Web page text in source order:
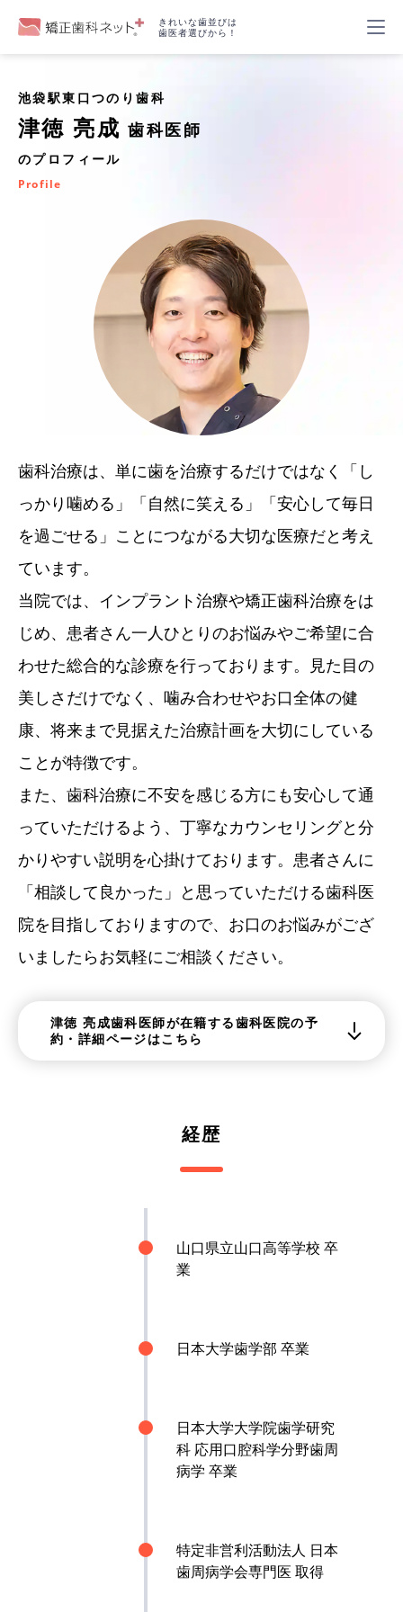
きれいな歯並びは
歯医者選びから！
池袋駅東口つのり歯科
津徳 亮成歯科医師
のプロフィール
Profile
歯科治療は、単に歯を治療するだけではなく「し
っかり噛める」「自然に笑える」「安心して毎日
を過ごせる」ことにつながる大切な医療だと考え
ています。
当院では、インプラント治療や矯正歯科治療をは
じめ、患者さん一人ひとりのお悩みやご希望に合
わせた総合的な診療を行っております。見た目の
美しさだけでなく、噛み合わせやお口全体の健
康、将来まで見据えた治療計画を大切にしている
ことが特徴です。
また、歯科治療に不安を感じる方にも安心して通
っていただけるよう、丁寧なカウンセリングと分
かりやすい説明を心掛けております。患者さんに
「相談して良かった」と思っていただける歯科医
院を目指しておりますので、お口のお悩みがござ
いましたらお気軽にご相談ください。
津徳 亮成歯科医師が在籍する歯科医院の予
約・詳細ページはこちら
経歴
山口県立山口高等学校 卒
業
日本大学歯学部 卒業
日本大学大学院歯学研究
科 応用口腔科学分野歯周
病学 卒業
特定非営利活動法人 日本
歯周病学会専門医 取得